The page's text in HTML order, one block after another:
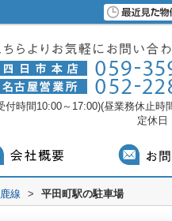
付時間10:00～17:00)(昼業務休止時
定休日
線 > 平田町駅の駐車場